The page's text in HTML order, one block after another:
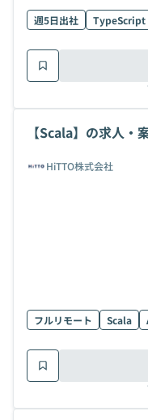
週5日出社 TypeScript
【Scala】の求人・
HiTTO株式会社
フルリモート Scala